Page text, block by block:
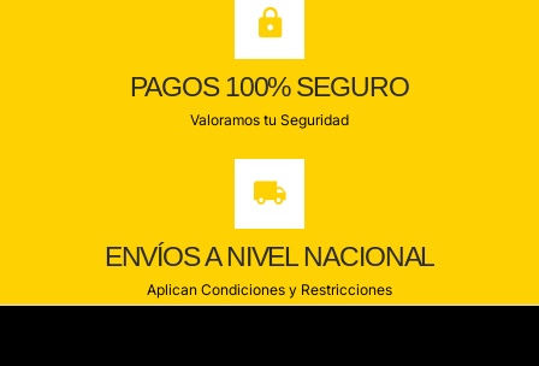
PAGOS 100% SEGURO
Valoramos tu Seguridad
ENVÍOS A NIVEL NACIONAL
Aplican Condiciones y Restricciones